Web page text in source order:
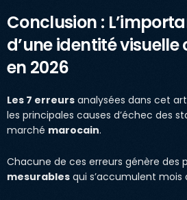
Conclusion :
d’une identité visuelle
en 2026
Les 7 erreurs analysées dans cet
les principales causes d’échec des
marché marocain.
Chacune de ces erreurs génère des
mesurables qui s’accumulent mois